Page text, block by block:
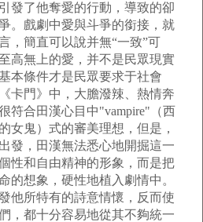
發了他奪愛的行動，導致的卻
。戲劇中愛與斗爭的銜接，就
，簡直可以說并無“一致”可
高無上的愛，并不是民眾現實
本條件才是民眾要求于社會
卡門》中，大膽潑辣、熱情奔
符合田漢心目中"vampire"（西
女鬼）式的審美理想，但是，
發，田漢無法悉心地開掘這一
性和自由精神的形象，而是把
的想象，硬性地植入劇情中。
他所特有的詩意情懷，反而使
，都十分容易地從其不夠統一